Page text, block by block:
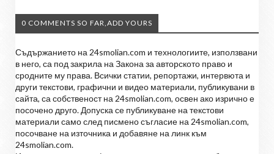
0 COMMENTS SO FAR,ADD YOURS
Съдържанието на 24smolian.com и технологиите, използвани
в него, са под закрила на Закона за авторското право и
сродните му права. Всички статии, репортажи, интервюта и
други текстови, графични и видео материали, публикувани в
сайта, са собственост на 24smolian.com, освен ако изрично е
посочено друго. Допуска се публикуване на текстови
материали само след писмено съгласие на 24smolian.com,
посочване на източника и добавяне на линк към
24smolian.com.